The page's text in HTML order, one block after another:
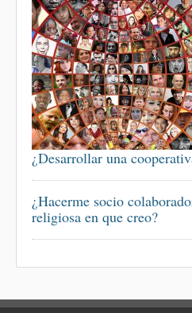
¿Desarrollar una
¿Hacerme socio
religiosa en que creo?